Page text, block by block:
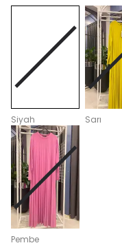
Siyah Sarı
Pembe